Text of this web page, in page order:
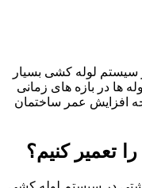
سیستم لوله کشی بسیار
ها در بازه های زمانی
افزایش عمر ساختمان
تعمیر کنیم؟